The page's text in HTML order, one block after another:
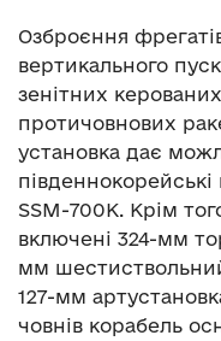
Озброєння
вертикального
зенітних
протичовнових
установка дає
SSM-700K. Крім
включені 324-мм
мм
127-мм
човнів корабель